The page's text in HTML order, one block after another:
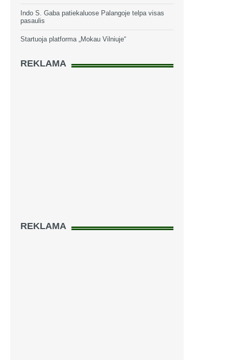
Indo S. Gaba patiekaluose Palangoje telpa visas
pasaulis
Startuoja platforma „Mokau Vilniuje“
REKLAMA
REKLAMA